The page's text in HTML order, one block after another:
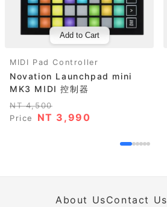
Add to Cart
MIDI Pad Controller
Novation Launchpad mini
MK3 MIDI 控制器
NT 4,500
Price
NT 3,990
About UsContact Us